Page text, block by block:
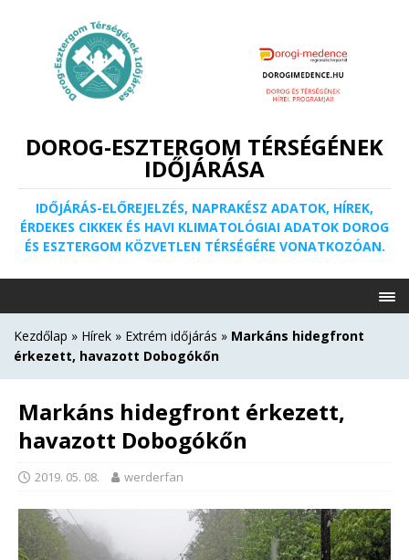
DOROG-ESZTERGOM TÉRSÉGÉNEK
IDŐJÁRÁSA
IDŐJÁRÁS-ELŐREJELZÉS, NAPRAKÉSZ ADATOK, HÍREK,
ÉRDEKES CIKKEK ÉS HAVI KLIMATOLÓGIAI ADATOK DOROG
ÉS ESZTERGOM KÖZVETLEN TÉRSÉGÉRE VONATKOZÓAN.
Kezdőlap » Hírek » Extrém időjárás » Markáns hidegfront
érkezett, havazott Dobogókőn
Markáns hidegfront érkezett,
havazott Dobogókőn
2019. 05. 08. werderfan